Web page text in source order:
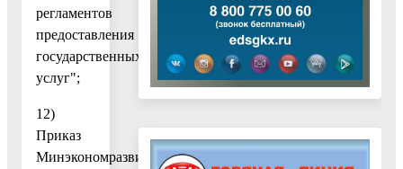
регламентов
предоставления
государственных
услуг";
12)
Приказ
Минэкономразвития